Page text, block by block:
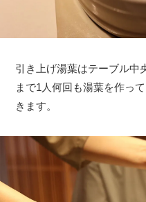
引き上げ湯葉はテーブル中
まで1人何回も湯葉を作っ
きます。